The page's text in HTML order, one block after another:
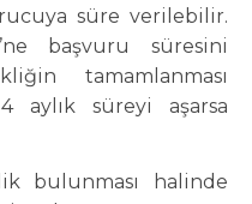
süre verilebilir.
başvuru süresini
tamamlanması
aylık süreyi aşarsa
bulunması halinde